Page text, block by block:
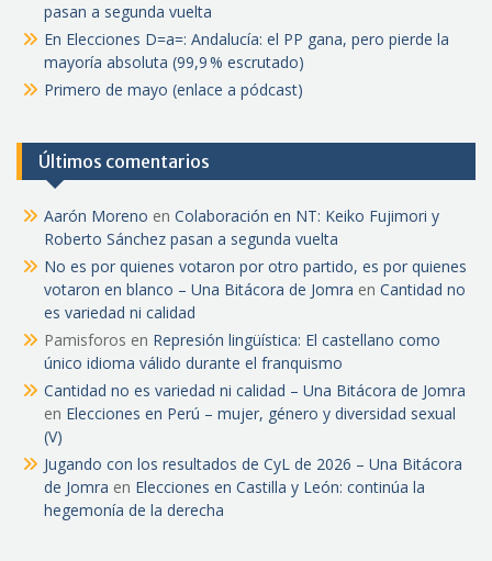
pasan a segunda vuelta
En Elecciones D=a=: Andalucía: el PP gana, pero pierde la
mayoría absoluta (99,9 % escrutado)
Primero de mayo (enlace a pódcast)
Últimos comentarios
Aarón Moreno en Colaboración en NT: Keiko Fujimori y
Roberto Sánchez pasan a segunda vuelta
No es por quienes votaron por otro partido, es por quienes
votaron en blanco – Una Bitácora de Jomra en Cantidad no
es variedad ni calidad
Pamisforos en Represión lingüística: El castellano como
único idioma válido durante el franquismo
Cantidad no es variedad ni calidad – Una Bitácora de Jomra
en Elecciones en Perú – mujer, género y diversidad sexual
(V)
Jugando con los resultados de CyL de 2026 – Una Bitácora
de Jomra en Elecciones en Castilla y León: continúa la
hegemonía de la derecha